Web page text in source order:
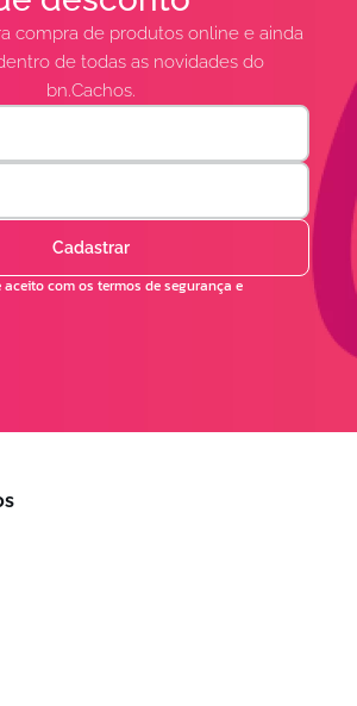
compra de produtos online e ainda
de todas as novidades do
bn.Cachos.
Cadastrar
aceito com os termos de segurança e